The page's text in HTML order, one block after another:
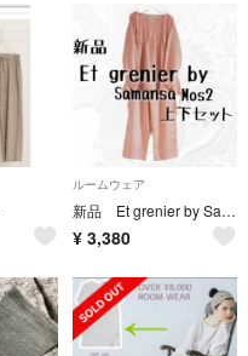
ルームウェア
新品 Et grenier by Samansa Mos2 ルームウェア
¥ 3,380